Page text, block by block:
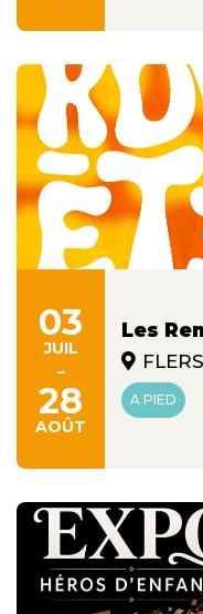
03
JUIL
-
28
AOÛT
Les
FLERS
A PIED